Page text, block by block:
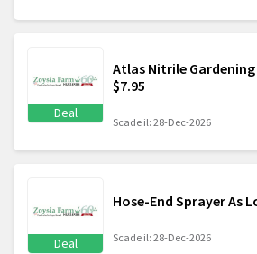
Deal
Atlas Nitrile
$7.95
Scade il: 28-Dec-2026
Deal
Hose-End Sprayer As
Scade il: 28-Dec-2026